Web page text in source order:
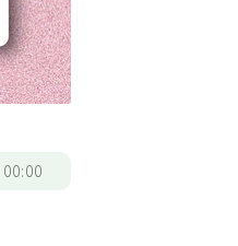
00:00